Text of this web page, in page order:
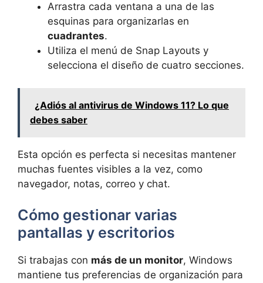
Arrastra cada ventana a una de las
esquinas para organizarlas en
cuadrantes.
Utiliza el menú de Snap Layouts y
selecciona el diseño de cuatro secciones.
¿Adiós al antivirus de Windows 11? Lo que
debes saber
Esta opción es perfecta si necesitas mantener
muchas fuentes visibles a la vez, como
navegador, notas, correo y chat.
Cómo gestionar varias
pantallas y escritorios
Si trabajas con más de un monitor, Windows
mantiene tus preferencias de organización para